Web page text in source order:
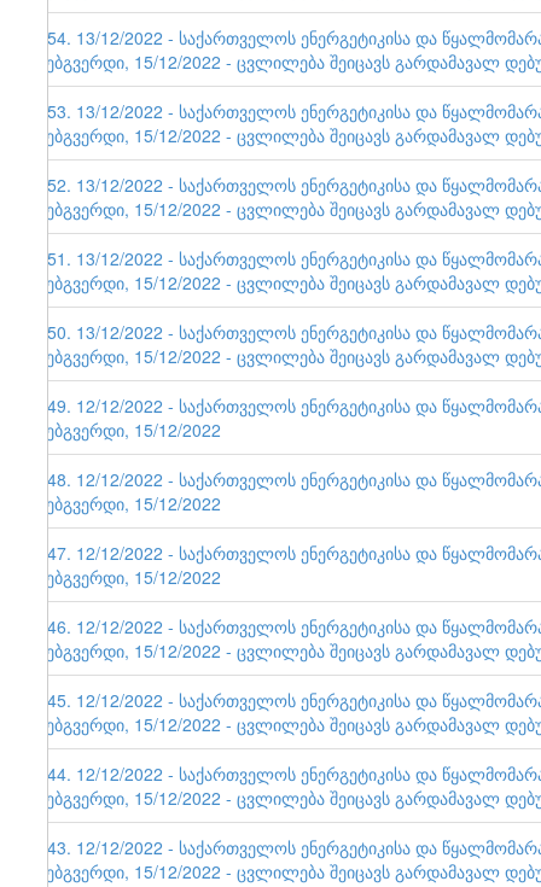
154. 13/12/2022 - საქართველოს ენერგეტიკისა და
ვებგვერდი, 15/12/2022 - ცვლილება შეიცავს გარდამავალ
153. 13/12/2022 - საქართველოს ენერგეტიკისა და
ვებგვერდი, 15/12/2022 - ცვლილება შეიცავს გარდამავალ
152. 13/12/2022 - საქართველოს ენერგეტიკისა და
ვებგვერდი, 15/12/2022 - ცვლილება შეიცავს გარდამავალ
151. 13/12/2022 - საქართველოს ენერგეტიკისა და
ვებგვერდი, 15/12/2022 - ცვლილება შეიცავს გარდამავალ
150. 13/12/2022 - საქართველოს ენერგეტიკისა და
ვებგვერდი, 15/12/2022 - ცვლილება შეიცავს გარდამავალ
149. 12/12/2022 - საქართველოს ენერგეტიკისა და
ვებგვერდი, 15/12/2022
148. 12/12/2022 - საქართველოს ენერგეტიკისა და
ვებგვერდი, 15/12/2022
147. 12/12/2022 - საქართველოს ენერგეტიკისა და
ვებგვერდი, 15/12/2022
146. 12/12/2022 - საქართველოს ენერგეტიკისა და
ვებგვერდი, 15/12/2022 - ცვლილება შეიცავს გარდამავალ
145. 12/12/2022 - საქართველოს ენერგეტიკისა და
ვებგვერდი, 15/12/2022 - ცვლილება შეიცავს გარდამავალ
144. 12/12/2022 - საქართველოს ენერგეტიკისა და
ვებგვერდი, 15/12/2022 - ცვლილება შეიცავს გარდამავალ
143. 12/12/2022 - საქართველოს ენერგეტიკისა და
ვებგვერდი, 15/12/2022 - ცვლილება შეიცავს გარდამავალ